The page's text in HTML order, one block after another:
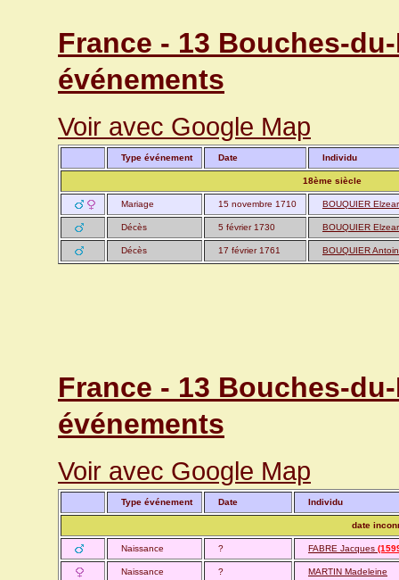
France - 13 Bouches-
événements
Voir avec Google Map
Type événement Date Individu
18ème siècle
Mariage 15 novembre 1710 BOUQUIER
Décès 5 février 1730 BOUQUIER
Décès 17 février 1761 BOUQUIER
France - 13 Bouches-
événements
Voir avec Google Map
Type événement Date Individu
date
Naissance ? FABRE Jacques
Naissance ? MARTIN Madeleine